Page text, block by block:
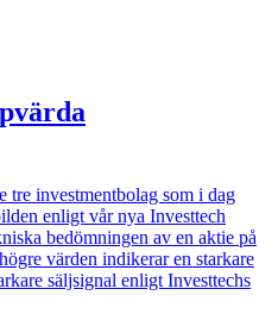
investmentbolag som i dag
enligt vår nya Investtech
bedömningen av en aktie på
värden indikerar en starkare
säljsignal enligt Investtechs